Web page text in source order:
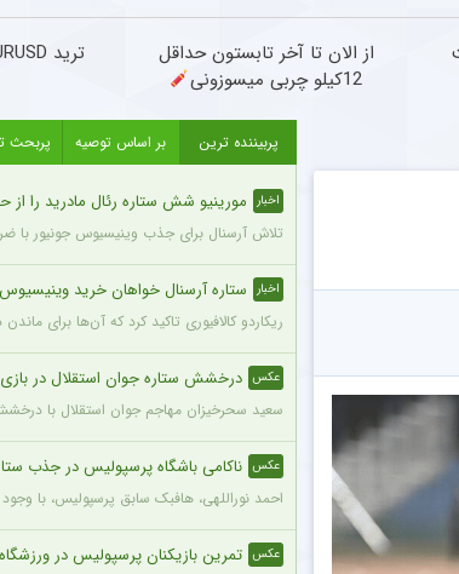
از الان تا آخر تابستون حداقل
12کیلو چربی میسوزونی
پربیننده ترین بر اساس توصیه پربحث
اخبار مورینیو شش ستاره رئال مادرید را از حالا
تلاش آرسنال برای جذب وینیسیوس جونیور با ضربه
اخبار ستاره آرسنال خواهان خرید
ریکاردو کالافیوری تاکید کرد که آن‌ها برای
عکس درخشش ستاره جوان استقلال در بازی
سعید سحرخیزان مهاجم جوان استقلال با
عکس ناکامی باشگاه پرسپولیس در جذب
احمد نوراللهی، هافبک سابق پرسپولیس، با
عکس تمرین بازیکنان پرسپولیس در